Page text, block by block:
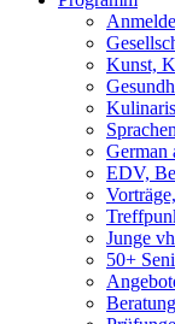
Kunst,
German
EDV,
Junge
50+
Beratung